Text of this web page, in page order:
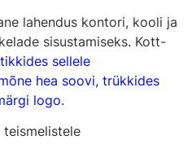
lahendus kontori, kooli ja
sisustamiseks. Kott-
tikkides sellele
hea soovi, trükkides
logo.